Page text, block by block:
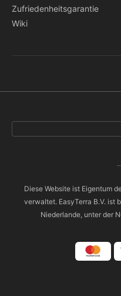
Zufriedenheitsgarantie
Wiki
Diese Website ist Eigentum
verwaltet. EasyTerra B.V. ist
Niederlande, unter der